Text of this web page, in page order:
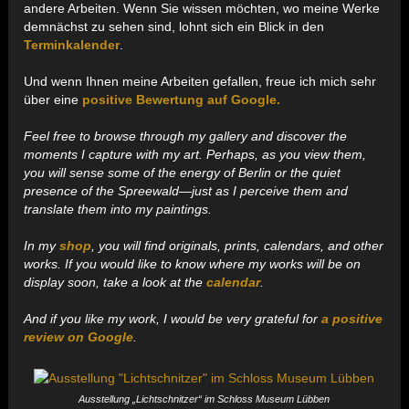
andere Arbeiten. Wenn Sie wissen möchten, wo meine Werke
demnächst zu sehen sind, lohnt sich ein Blick in den
Terminkalender.
Und wenn Ihnen meine Arbeiten gefallen, freue ich mich sehr
über eine positive Bewertung auf Google.
Feel free to browse through my gallery and discover the
moments I capture with my art. Perhaps, as you view them,
you will sense some of the energy of Berlin or the quiet
presence of the Spreewald—just as I perceive them and
translate them into my paintings.
In myshop, you will find originals, prints, calendars, and other
works. If you would like to know where my works will be on
display soon, take a look at thecalendar.
And if you like my work, I would be very grateful for a positive
review on Google.
Ausstellung „Lichtschnitzer“ im Schloss Museum Lübben